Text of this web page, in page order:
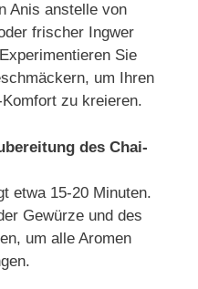
Anis anstelle von
frischer Ingwer
Sie
um Ihren
zu kreieren.
des Chai-
etwa 15-20 Minuten.
Gewürze und des
um alle Aromen